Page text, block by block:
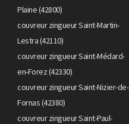
Plaine (42800)
couvreur zingueur Saint-Martin-
Lestra (42110)
couvreur zingueur Saint-Médard-
en-Forez (42330)
couvreur zingueur Saint-Nizier-de-
Fornas (42380)
couvreur zingueur Saint-Paul-